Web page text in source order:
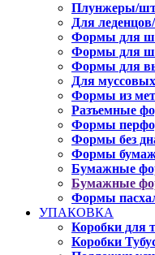
Плунжеры/
Для
Формы для
Формы для
Формы для
Для
Формы из
Разъемные
Формы
Формы без
Формы
Бумажные
Бумажные
Формы
УПАКОВКА
Коробки для
Коробки